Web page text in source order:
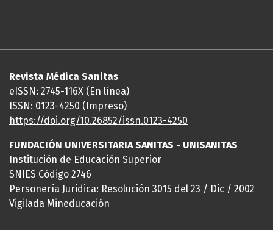
Revista Médica Sanitas
eISSN: 2745-116X (En línea)
ISSN: 0123-4250 (Impreso)
https://doi.org/10.26852/issn.0123-4250
FUNDACIÓN UNIVERSITARIA SANITAS - UNISANITAS
Institución de Educación Superior
SNIES Código 2746
Personería Juridica: Resolución 3015 del 23 / Dic / 2002
Vigilada Mineducación